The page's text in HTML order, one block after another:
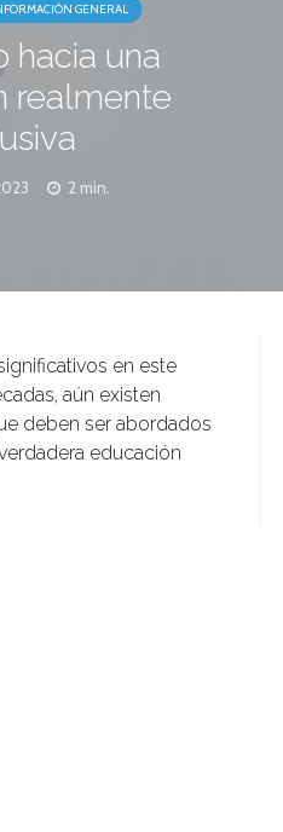
GENERAL
hacia una
realmente
2 min.
en este
aún existen
deben ser abordados
educación